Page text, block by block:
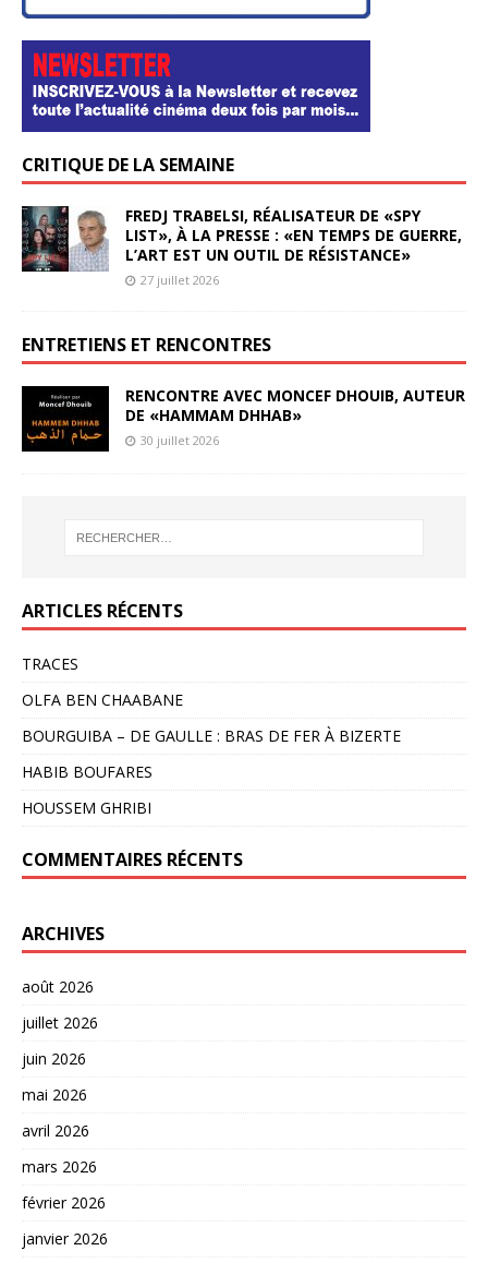
CRITIQUE DE LA SEMAINE
FREDJ TRABELSI, RÉALISATEUR DE «SPY
LIST», À LA PRESSE : «EN TEMPS DE GUERRE,
L’ART EST UN OUTIL DE RÉSISTANCE»
27 juillet 2026
ENTRETIENS ET RENCONTRES
RENCONTRE AVEC MONCEF DHOUIB, AUTEUR
DE «HAMMAM DHHAB»
30 juillet 2026
ARTICLES RÉCENTS
TRACES
OLFA BEN CHAABANE
BOURGUIBA – DE GAULLE : BRAS DE FER À BIZERTE
HABIB BOUFARES
HOUSSEM GHRIBI
COMMENTAIRES RÉCENTS
ARCHIVES
août 2026
juillet 2026
juin 2026
mai 2026
avril 2026
mars 2026
février 2026
janvier 2026